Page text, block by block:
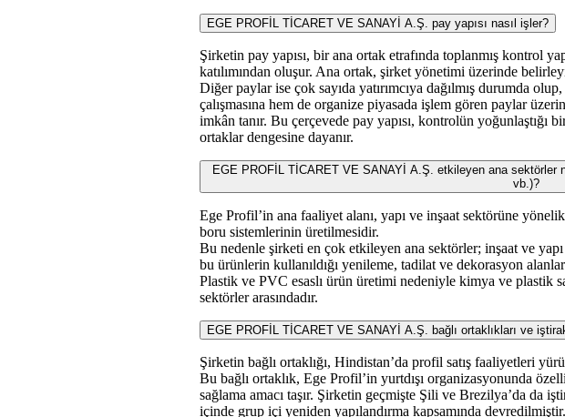
EGE PROFİL TİCARET VE SANAYİ A.Ş. pay yapısı nasıl işler?
Şirketin pay yapısı, bir ana ortak etrafında toplanmış kontrol
katılımından oluşur. Ana ortak, şirket yönetimi üzerinde
Diğer paylar ise çok sayıda yatırımcıya dağılmış durumda
çalışmasına hem de organize piyasada işlem gören paylar
imkân tanır. Bu çerçevede pay yapısı, kontrolün yoğunlaştığı
ortaklar dengesine dayanır.
EGE PROFİL TİCARET VE SANAYİ A.Ş. etkileyen ana sektörler
vb.)?
Ege Profil’in ana faaliyet alanı, yapı ve inşaat sektörüne
boru sistemlerinin üretilmesidir.
Bu nedenle şirketi en çok etkileyen ana sektörler; inşaat ve
bu ürünlerin kullanıldığı yenileme, tadilat ve dekorasyon
Plastik ve PVC esaslı ürün üretimi nedeniyle kimya ve plastik
sektörler arasındadır.
EGE PROFİL TİCARET VE SANAYİ A.Ş. bağlı ortaklıkları ve
Şirketin bağlı ortaklığı, Hindistan’da profil satış faaliyetleri
Bu bağlı ortaklık, Ege Profil’in yurtdışı organizasyonunda
sağlama amacı taşır. Şirketin geçmişte Şili ve Brezilya’da da
içinde grup içi yeniden yapılandırma kapsamında